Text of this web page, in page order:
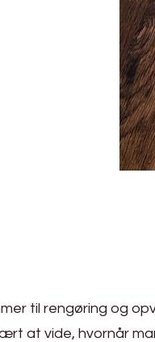
til rengøring og
at vide, hvornår